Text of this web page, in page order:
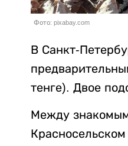
Фото: pixabay.com
В Санкт-
тенге). Двое
Между